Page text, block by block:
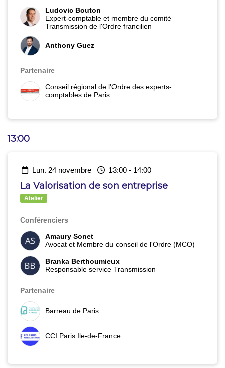
pendant et après l’opération de reprise.
Ludovic Bouton
Expert-comptable et membre du comité
Transmission de l'Ordre francilien
Anthony Guez
Partenaire
Conseil régional de l'Ordre des experts-
comptables de Paris
13:00
lun. 24 novembre 13:00- 14:00
La Valorisation de son entreprise
Atelier
Conférenciers
Amaury Sonet
Avocat et Membre du conseil de l'Ordre (MCO)
Branka Berthoumieux
Responsable service Transmission
Partenaire
Barreau de Paris
CCI Paris Ile-de-France